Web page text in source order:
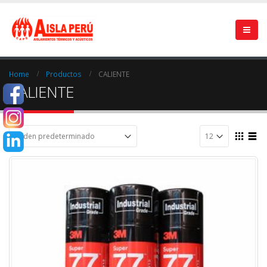
Home Productos CALIENTE
CALIENTE